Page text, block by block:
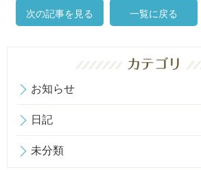
次の記事を見る 一覧に戻る
お知らせ
日記
未分類